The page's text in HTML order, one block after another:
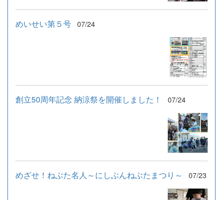
めいせい第５号 07/24
創立50周年記念 納涼祭を開催しました！ 07/24
めざせ！ねぶた名人～にしぶんねぶたまつり～ 07/23